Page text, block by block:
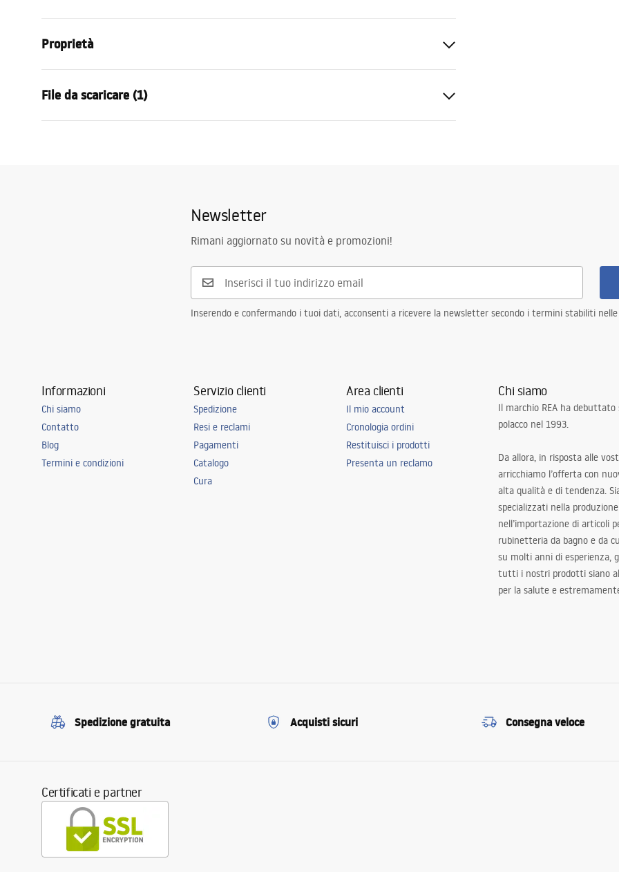
Proprietà
Larghezza
Profondità
30mm
Plastica
Rotondo
12 W
24 mesi
File da scaricare (1)
Newsletter
Rimani aggiornato su novità e promozioni!
Inserendo e confermando i tuoi dati, acconsenti a ricevere la newsletter secondo i termini stabiliti nelle
Informazioni
Chi siamo
Contatto
Blog
Termini e condizioni
Servizio clienti
Spedizione
Resi e reclami
Pagamenti
Catalogo
Cura
Area clienti
Il mio account
Cronologia ordini
Restituisci i prodotti
Presenta un reclamo
Chi siamo
Il marchio REA ha
polacco nel 1993.
Da allora, in risposta alle
arricchiamo l’offerta con
alta qualità e di tendenza.
specializzati nella
nell’importazione di articoli
rubinetteria da bagno e da
su molti anni di esperienza,
tutti i nostri prodotti siano
per la salute e
Spedizione gratuita Acquisti sicuri Consegna veloce
Certificati e partner